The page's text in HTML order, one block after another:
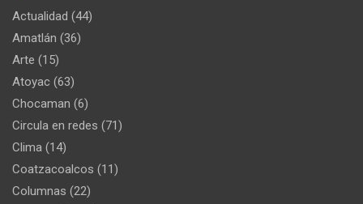
Actualidad (44)
Amatlán (36)
Arte (15)
Atoyac (63)
Chocaman (6)
Circula en redes (71)
Clima (14)
Coatzacoalcos (11)
Columnas (22)